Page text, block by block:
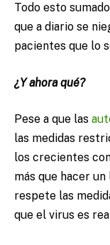
Todo esto
que a diario se
pacientes que lo
¿Y ahora qué?
Pese a que las
las medidas
los crecientes
más que hacer
respete las
que el virus es